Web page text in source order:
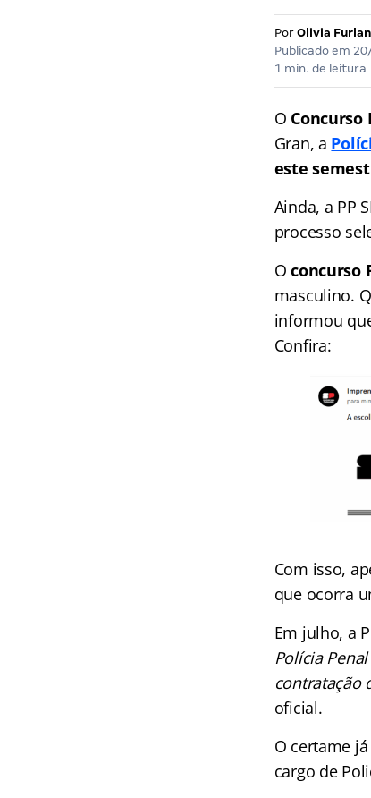
Por Olivia Furlan
Publicado em
1 min. de leitura
O Concurso
Gran, a
este
Ainda, a PP
processo
Oconcurso
masculino.
informou
Confira:
Com isso,
que ocorra
Em julho, a
Polícia
contratação
oficial.
O certame
cargo de